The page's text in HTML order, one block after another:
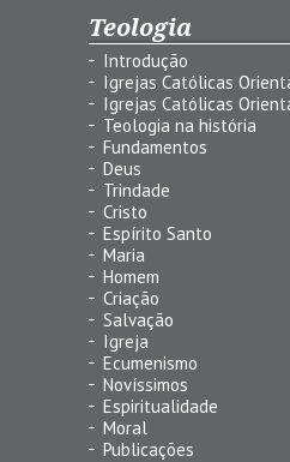
Teologia
Introdução
Igrejas Católicas
Igrejas Católicas
Teologia na história
Fundamentos
Deus
Trindade
Cristo
Espírito Santo
Maria
Homem
Criação
Salvação
Igreja
Ecumenismo
Novíssimos
Espiritualidade
Moral
Publicações